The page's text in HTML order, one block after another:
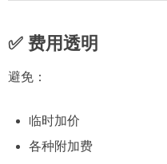
✅ 费用透明
避免：
临时加价
各种附加费